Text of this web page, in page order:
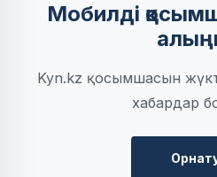
Мобилді
Kyn.kz қосымшасын
хабардар